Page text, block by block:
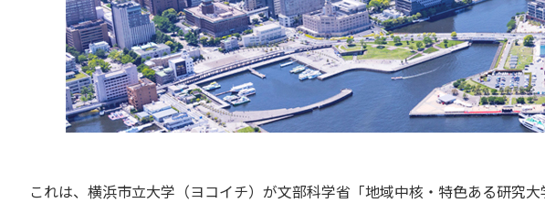
これは、横浜市立大学（ヨコイチ）が文部科学省「地域中核・特色ある研究